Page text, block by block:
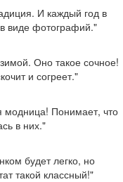
И каждый год в
виде фотографий."
Оно такое сочное!
и согреет."
Понимает, что
в них."
будет легко, но
такой классный!"